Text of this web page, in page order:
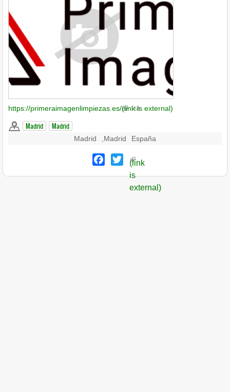
https://primeraimagenlimpiezas.es/(link is external)
Madrid Madrid
Madrid Madrid España
Facebook
Twitter
(link
is
external)